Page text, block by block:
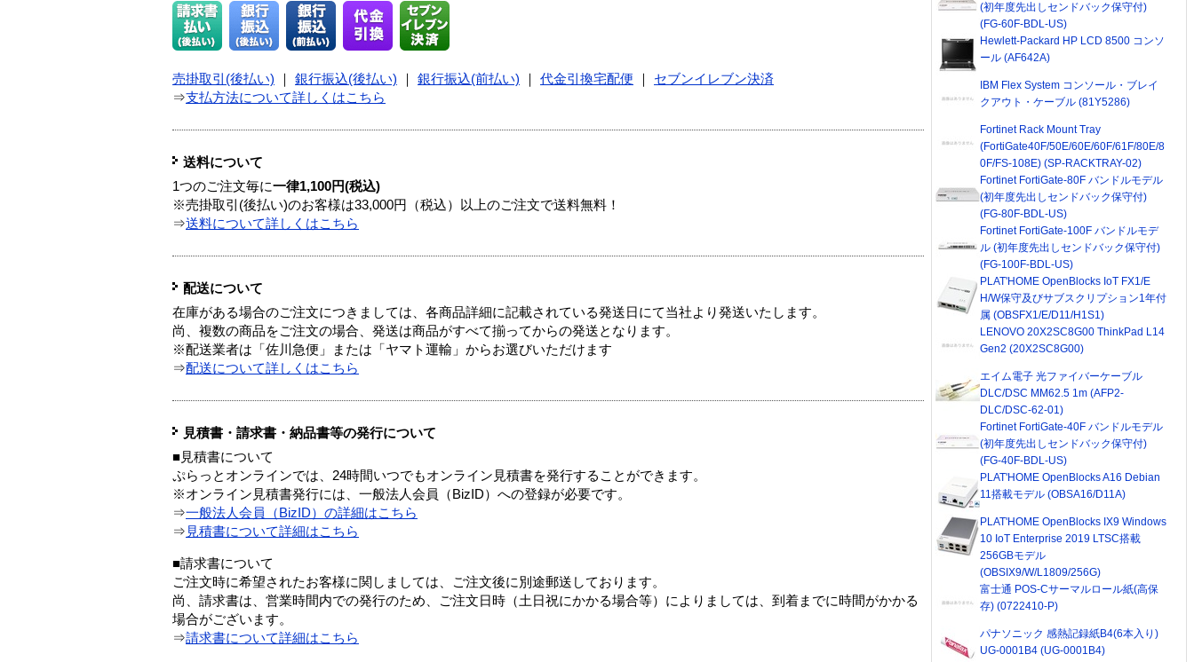
売掛取引(後払い) 銀行振込(後払い) 銀行振込(前払い) 代金引換宅配便
セブンイレブン決済
⇒支払方法について詳しくはこちら
送料について
1つのご注文毎に一律1,100円(税込)
※売掛取引(後払い)のお客様は33,000円（税込）以上のご注文で送料無料！
⇒送料について詳しくはこちら
配送について
在庫がある場合のご注文につきましては、各商品詳細に記載されている発送日にて当社より発送いたします。
尚、複数の商品をご注文の場合、発送は商品がすべて揃ってからの発送となります。
※配送業者は「佐川急便」または「ヤマト運輸」からお選びいただけます
⇒配送について詳しくはこちら
見積書・請求書・納品書等の発行について
■見積書について
ぷらっとオンラインでは、24時間いつでもオンライン見積書を発行することができます。
※オンライン見積書発行には、一般法人会員（BizID）への登録が必要です。
⇒一般法人会員（BizID）の詳細はこちら
⇒ 見積書について詳細はこちら
■請求書について
ご注文時に希望されたお客様に関しましては、ご注文後に別途郵送しております。
尚、請求書は、営業時間内での発行のため、ご注文日時（土日祝にかかる場合等）によりましては、到着までに時間がかかる
場合がございます。
⇒請求書について詳細はこちら
(初年度先出しセンドバック保守付)
(FG-60F-BDL-US)
Hewlett-Packard HP LCD 8500 コンソ
ール (AF642A)
IBM Flex System コンソール・ブレイ
クアウト・ケーブル (81Y5286)
Fortinet Rack Mount Tray
(FortiGate40F/50E/60E/60F/61F/80E/8
0F/FS-108E) (SP-RACKTRAY-02)
Fortinet FortiGate-80F バンドルモデル
(初年度先出しセンドバック保守付)
(FG-80F-BDL-US)
Fortinet FortiGate-100F バンドルモデ
ル (初年度先出しセンドバック保守付)
(FG-100F-BDL-US)
PLAT'HOME OpenBlocks IoT FX1/E
H/W保守及びサブスクリプション1年付
属 (OBSFX1/E/D11/H1S1)
LENOVO 20X2SC8G00 ThinkPad L14
Gen2 (20X2SC8G00)
エイム電子 光ファイバーケーブル
DLC/DSC MM62.5 1m (AFP2-
DLC/DSC-62-01)
Fortinet FortiGate-40F バンドルモデル
(初年度先出しセンドバック保守付)
(FG-40F-BDL-US)
PLAT'HOME OpenBlocks A16 Debian
11搭載モデル (OBSA16/D11A)
PLAT'HOME OpenBlocks IX9 Windows
10 IoT Enterprise 2019 LTSC搭載
256GBモデル
(OBSIX9/W/L1809/256G)
富士通 POS-Cサーマルロール紙(高保
存) (0722410-P)
パナソニック 感熱記録紙B4(6本入り)
UG-0001B4 (UG-0001B4)